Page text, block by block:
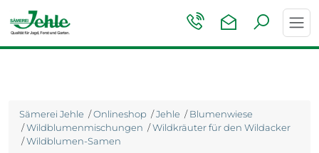
Sämerei Jehle /Onlineshop /Jehle /Blumenwiese
/Wildblumenmischungen /Wildkräuter für den Wildacker
/Wildblumen-Samen